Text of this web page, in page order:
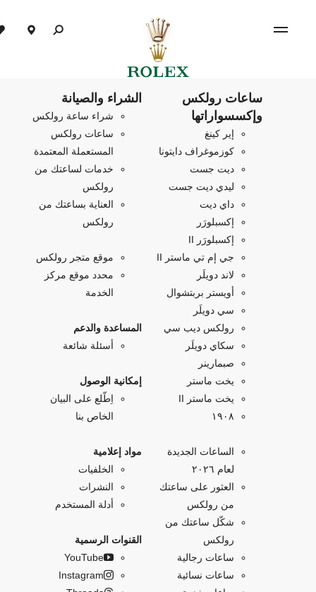
ساعات رولكس
وإكسسواراتها
إير كينغ
كوزموغراف دايتونا
ديت جست
ليدي ديت جست
داي ديت
إكسبلورَر
إكسبلورَر II
جي إم تي ماستر II
لاند دويلَر
أويستر بربتشوال
سي دويلَر
رولكس ديب سي
سكاي دويلَر
صبمارينر
يخت ماستر
يخت ماستر II
۱۹۰۸
الساعات الجديدة
لعام ٢٠٢٦
العثور على ساعتك
من رولكس
شكّل ساعتك من
رولكس
ساعات رجالية
ساعات نسائية
الشراء والصيانة
شراء ساعة رولكس
ساعات رولكس
المستعملة المعتمدة
خدمات لساعتك من
رولكس
العناية بساعتك من
رولكس
موقع متجر رولكس
محدد موقع مركز
الخدمة
المساعدة والدعم
أسئلة شائعة
إمكانية الوصول
اِطّلع على البيان
الخاص بنا
مواد إعلامية
الخلفيات
النشرات
أدلة المستخدم
القنوات الرسمية
YouTube
Instagram